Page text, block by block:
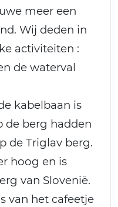
meer een
Wij deden in
activiteiten :
de waterval
kabelbaan is
de berg hadden
de Triglav berg.
hoog en is
van Slovenië.
van het cafeetje